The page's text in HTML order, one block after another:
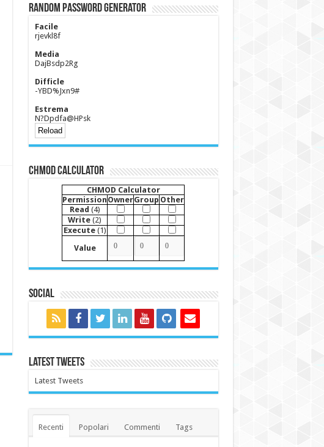
Random Password Generator
Facile
rjevkl8f
Media
DajBsdp2Rg
Difficle
-YBD%Jxn9#
Estrema
N?Dpdfa@HPsk
CHMOD Calculator
CHMOD Calculator
Permission OwnerGroup Other
Read (4)
Write (2)
Execute(1)
Value
Social
Latest Tweets
Latest Tweets
Recenti Popolari Commenti Tags